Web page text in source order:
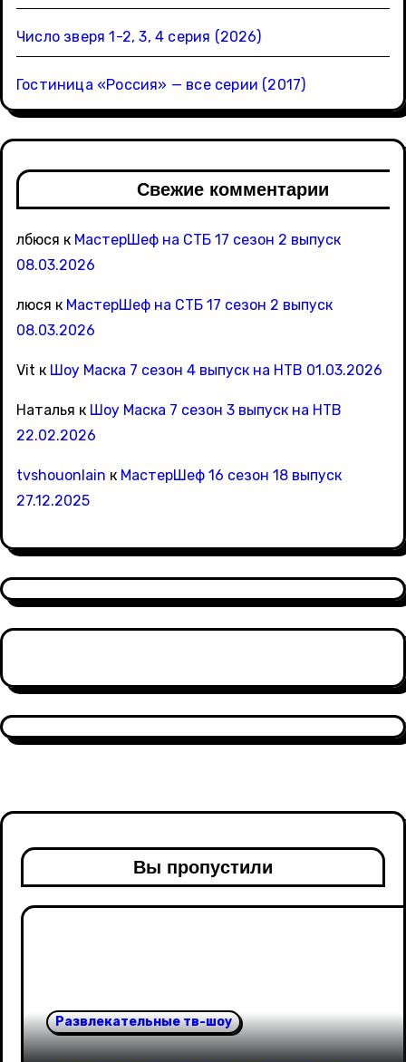
Число зверя 1-2, 3, 4 серия (2026)
Гостиница «Россия» — все серии (2017)
Свежие комментарии
лбюся к МастерШеф на СТБ 17 сезон 2 выпуск
08.03.2026
люся к МастерШеф на СТБ 17 сезон 2 выпуск
08.03.2026
Vit к Шоу Маска 7 сезон 4 выпуск на НТВ 01.03.2026
Наталья к Шоу Маска 7 сезон 3 выпуск на НТВ
22.02.2026
tvshouonlain к МастерШеф 16 сезон 18 выпуск
27.12.2025
Вы пропустили
Развлекательные тв-шоу